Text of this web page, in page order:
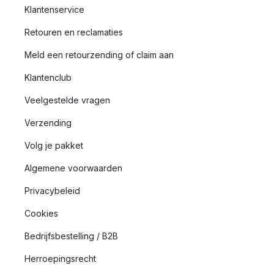
Klantenservice
Retouren en reclamaties
Meld een retourzending of claim aan
Klantenclub
Veelgestelde vragen
Verzending
Volg je pakket
Algemene voorwaarden
Privacybeleid
Cookies
Bedrijfsbestelling / B2B
Herroepingsrecht